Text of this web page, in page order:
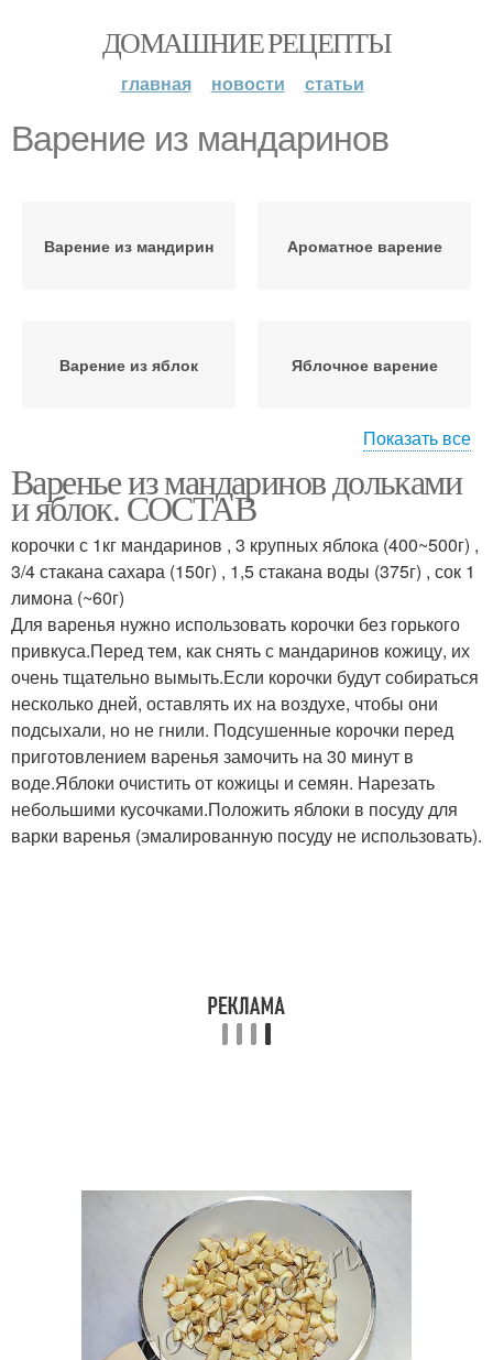
ДОМАШНИЕ РЕЦЕПТЫ
главная новости статьи
Варение из мандаринов
Варение из мандирин Ароматное варение
Варение из яблок Яблочное варение
Варение с апельсинами
Показать все
Варенье из мандаринов дольками
и яблок. СОСТАВ
корочки с 1кг мандаринов , 3 крупных яблока (400~500г) ,
3/4 стакана сахара (150г) , 1,5 стакана воды (375г) , сок 1
лимона (~60г)
Для варенья нужно использовать корочки без горького
привкуса.Перед тем, как снять с мандаринов кожицу, их
очень тщательно вымыть.Если корочки будут собираться
несколько дней, оставлять их на воздухе, чтобы они
подсыхали, но не гнили. Подсушенные корочки перед
приготовлением варенья замочить на 30 минут в
воде.Яблоки очистить от кожицы и семян. Нарезать
небольшими кусочками.Положить яблоки в посуду для
варки варенья (эмалированную посуду не использовать).